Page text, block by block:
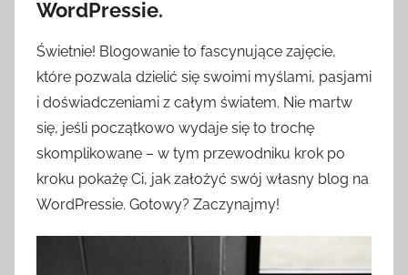
WordPressie.
Świetnie! Blogowanie to fascynujące zajęcie,
które pozwala dzielić się swoimi myślami, pasjami
i doświadczeniami z całym światem. Nie martw
się, jeśli początkowo wydaje się to trochę
skomplikowane – w tym przewodniku krok po
kroku pokażę Ci, jak założyć swój własny blog na
WordPressie. Gotowy? Zaczynajmy!